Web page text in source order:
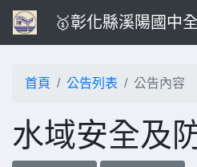
🥇彰化縣溪陽國中
首頁 公告列表 公告內容
水域安全及